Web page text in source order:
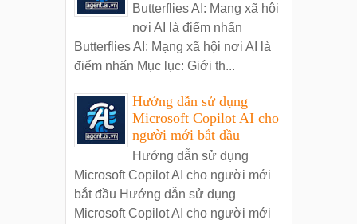
Butterflies AI: Mạng xã hội
nơi AI là điểm nhấn
Butterflies AI: Mạng xã hội nơi AI là
điểm nhấn Mục lục: Giới th...
Hướng dẫn sử dụng
Microsoft Copilot AI cho
người mới bắt đầu
Hướng dẫn sử dụng
Microsoft Copilot AI cho người mới
bắt đầu Hướng dẫn sử dụng
Microsoft Copilot AI cho người mới